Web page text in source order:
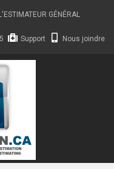
L'ESTIMATEUR GÉNÉRAL
Support Nous joindre